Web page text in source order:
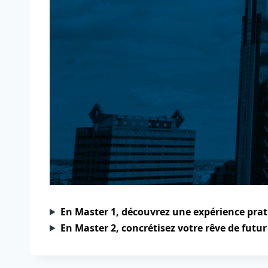
En Master 1, découvrez une expérience
En Master 2, concrétisez votre rêve de